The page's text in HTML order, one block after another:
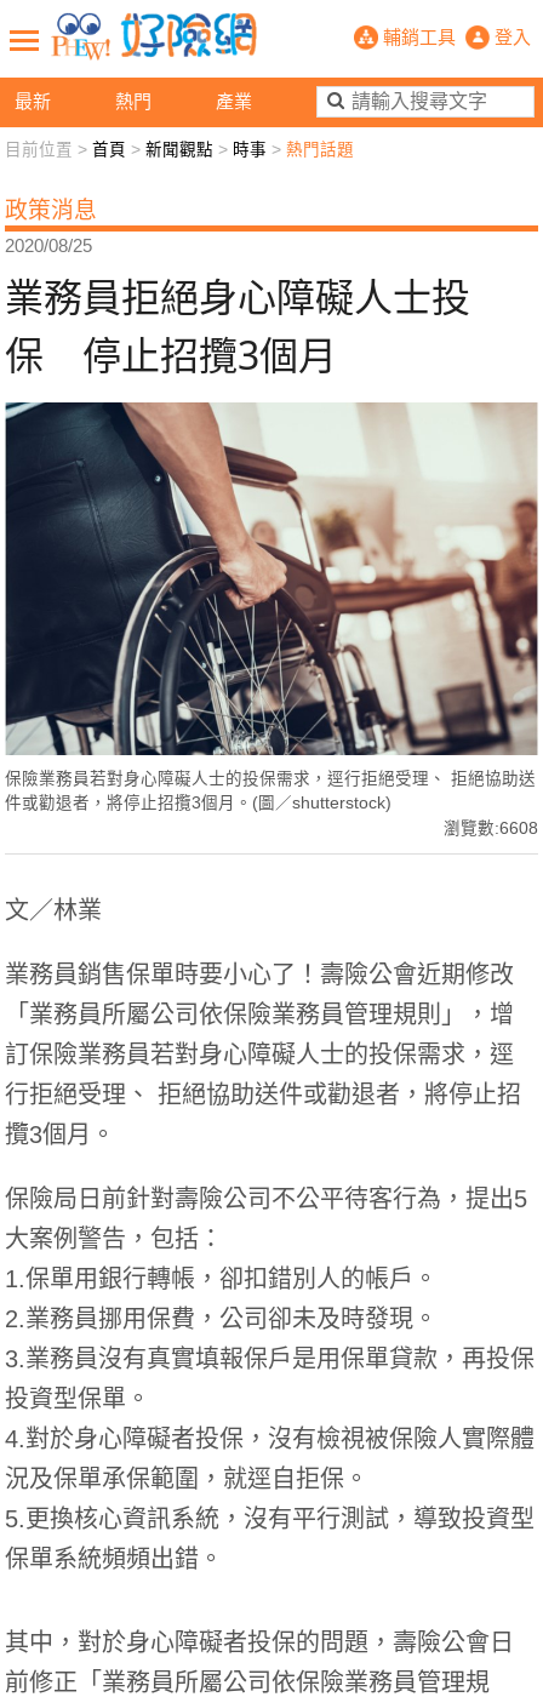
最新 熱門 產業
業務員拒絕身心障礙人士投保 停
輔銷工具 登入
新聞觀點 業務交流 好險懂生活
退休先準備 好險學堂 輔銷工具 活動專區
目前位置 >首頁 >新聞觀點 > 時事 >熱門話題
政策消息
2020/08/25
業務員拒絕身心障礙人士投
保 停止招攬3個月
保險業務員若對身心障礙人士的投保需求，逕行拒絕受理、 拒絕協助送
件或勸退者，將停止招攬3個月。(圖／shutterstock)
瀏覽數:6608
文／林業
業務員銷售保單時要小心了！壽險公會近期修改
「業務員所屬公司依保險業務員管理規則」，增
訂保險業務員若對身心障礙人士的投保需求，逕
行拒絕受理、 拒絕協助送件或勸退者，將停止招
攬3個月。
保險局日前針對壽險公司不公平待客行為，提出5
大案例警告，包括：
1.保單用銀行轉帳，卻扣錯別人的帳戶。
2.業務員挪用保費，公司卻未及時發現。
3.業務員沒有真實填報保戶是用保單貸款，再投保
投資型保單。
4.對於身心障礙者投保，沒有檢視被保險人實際體
況及保單承保範圍，就逕自拒保。
5.更換核心資訊系統，沒有平行測試，導致投資型
保單系統頻頻出錯。
其中，對於身心障礙者投保的問題，壽險公會日
前修正「業務員所屬公司依保險業務員管理規